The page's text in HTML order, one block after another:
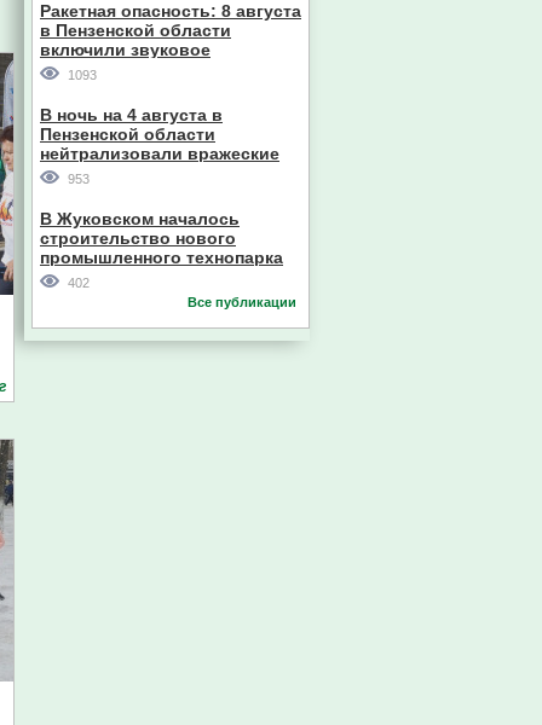
Ракетная опасность: 8 августа
в Пензенской области
включили звуковое
оповещение
1093
В ночь на 4 августа в
Пензенской области
нейтрализовали вражеские
дроны
953
В Жуковском началось
строительство нового
промышленного технопарка
402
Все публикации